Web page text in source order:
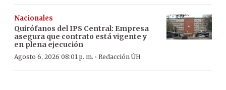
Nacionales
Quirófanos del IPS Central: Empresa
asegura que contrato está vigente y
en plena ejecución
Agosto 6, 2026 08:01 p. m. · Redacción ÚH